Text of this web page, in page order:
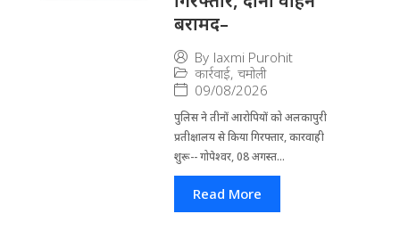
बरामद–
By laxmi Purohit
कार्रवाई, चमोली
09/08/2026
पुलिस ने तीनों आरोपियों को अलकापुरी
प्रतीक्षालय से किया गिरफ्तार, कारवाही
शुरू-- गोपेश्वर, 08 अगस्त...
Read More